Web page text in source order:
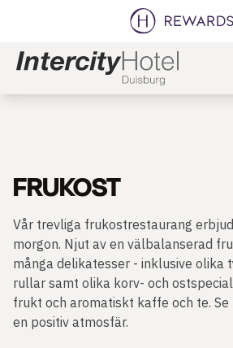
FRUKOST
Vår trevliga frukostrestaurang
morgon. Njut av en välbalanserad
många delikatesser - inklusive olika
rullar samt olika korv- och
frukt och aromatiskt kaffe och te. Se
en positiv atmosfär.